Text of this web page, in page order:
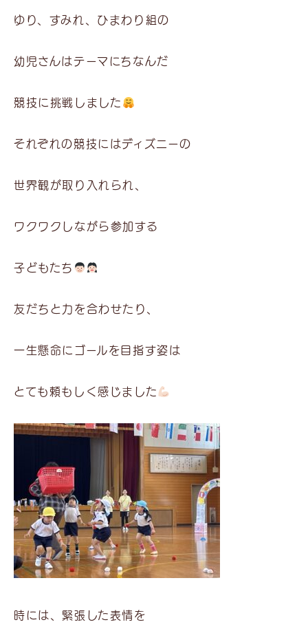
ゆり、すみれ、ひまわり組の
幼児さんはテーマにちなんだ
競技に挑戦しました
それぞれの競技にはディズニーの
世界観が取り入れられ、
ワクワクしながら参加する
子どもたち
友だちと力を合わせたり、
一生懸命にゴールを目指す姿は
とても頼もしく感じました
時には、緊張した表情を